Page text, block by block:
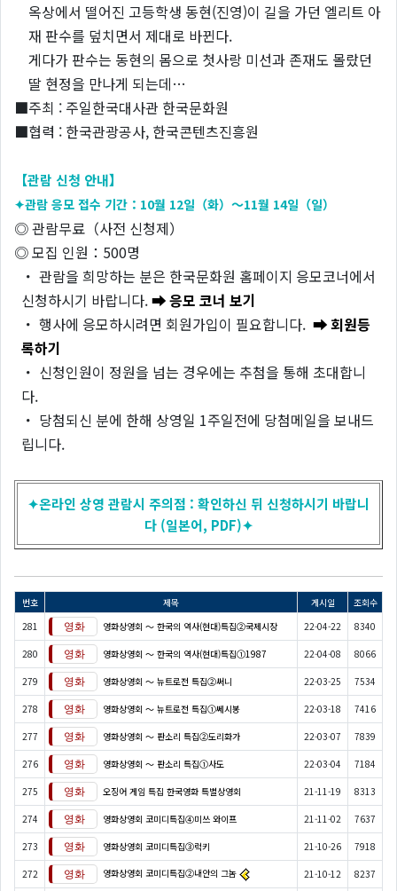
옥상에서 떨어진 고등학생 동현(진영)이 길을 가던 엘리트 아
재 판수를 덮치면서 제대로 바뀐다.
게다가 판수는 동현의 몸으로 첫사랑 미선과 존재도 몰랐던
딸 현정을 만나게 되는데…
■주최 : 주일한국대사관 한국문화원
■협력 : 한국관광공사, 한국콘텐츠진흥원
【관람 신청 안내】
✦관람 응모 접수 기간：10월 12일（화）～11월 14일（일）
◎ 관람무료（사전 신청제）
◎ 모집 인원：500명
・ 관람을 희망하는 분은 한국문화원 홈페이지 응모코너에서
신청하시기 바랍니다.➡ 응모 코너 보기
・ 행사에 응모하시려면 회원가입이 필요합니다. ➡ 회원등
록하기
・ 신청인원이 정원을 넘는 경우에는 추첨을 통해 초대합니
다.
・ 당첨되신 분에 한해 상영일 1주일전에 당첨메일을 보내드
립니다.
✦온라인 상영 관람시 주의점 : 확인하신 뒤 신청하시기 바랍니
다 (일본어, PDF)✦
번호 제목 게시일
조회수
281
영화상영회 ～ 한국의 역사(현대)특집②국제시장 22-04-22 8340
280 영화상영회 ～ 한국의 역사(현대)특집①1987 22-04-08 8066
279 영화상영회 ～ 뉴트로전 특집②써니 22-03-25 7534
278 영화상영회 ～ 뉴트로전 특집①쎄시봉 22-03-18 7416
277 영화상영회 ～ 판소리 특집②도리화가 22-03-07 7839
276 영화상영회 ～ 판소리 특집①사도 22-03-04 7184
275 오징어 게임 특집 한국영화 특별상영회 21-11-19 8313
274 영화상영회 코미디특집④미쓰 와이프 21-11-02 7637
273 영화상영회 코미디특집③럭키 21-10-26 7918
272 영화상영회 코미디특집②내안의 그놈 21-10-12 8237